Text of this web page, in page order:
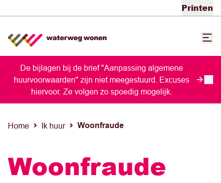
Printen
De bijlagen bij de brief "Aanpassing algemene
huurvoorwaarden" zijn niet meegestuurd. Excuses
hiervoor. Ze volgen zo spoedig mogelijk.
Home Ik huur Woonfraude
Woonfraude